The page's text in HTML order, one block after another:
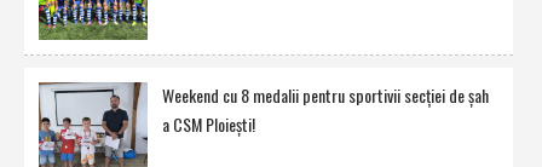
Weekend cu 8 medalii pentru sportivii secţiei de şah
a CSM Ploieşti!